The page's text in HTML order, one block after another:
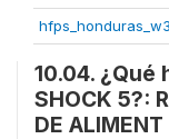
10.04.
SHOCK 5?:
DE